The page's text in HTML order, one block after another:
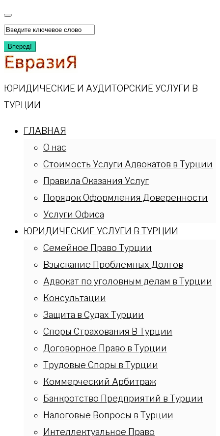
Перейти
к
содержимому
Искать:
Вперед!
ЮРИДИЧЕСКИЕ И АУДИТОРСКИЕ УСЛУГИ В
ТУРЦИИ
ГЛАВНАЯ
О нас
Стоимость Услуги Адвокатов в Турции
Правила Оказания Услуг
Порядок Оформления Доверенности
Услуги Офиса
ЮРИДИЧЕСКИЕ УСЛУГИ В ТУРЦИИ
Семейное Право Турции
Взыскание Проблемных Долгов
Адвокат по уголовным делам в Турции
Консультации
Защита в Судах Турции
Споры Страхования В Турции
Договорное Право в Турции
Трудовые Споры в Турции
Коммерческий Арбитраж
Банкротство Предприятий в Турции
Налоговые Вопросы в Турции
Интеллектуальное Право